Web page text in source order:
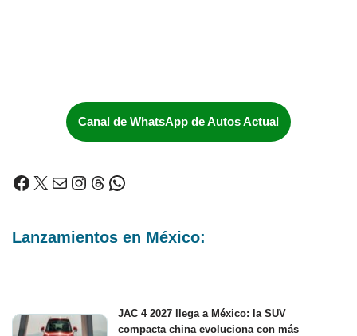
Canal de WhatsApp de Autos Actual
Lanzamientos en México:
JAC 4 2027 llega a México: la SUV
compacta china evoluciona con más